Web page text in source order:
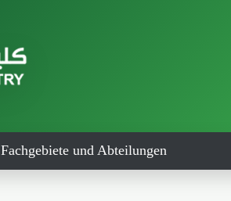
Fachgebiete und Abteilungen